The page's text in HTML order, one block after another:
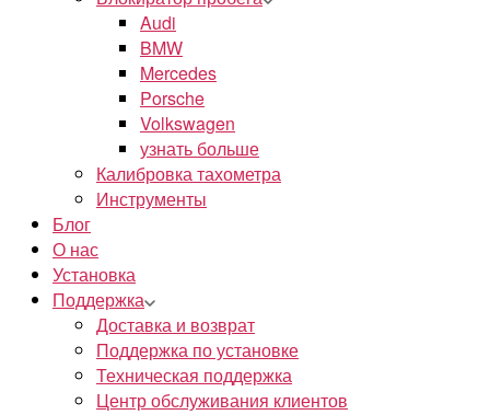
Audi
BMW
Mercedes
Porsche
Volkswagen
узнать больше
Калибровка тахометра
Инструменты
Блог
О нас
Установка
Поддержка
Доставка и возврат
Поддержка по установке
Техническая поддержка
Центр обслуживания клиентов